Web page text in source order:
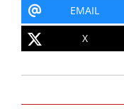
EMAIL
X